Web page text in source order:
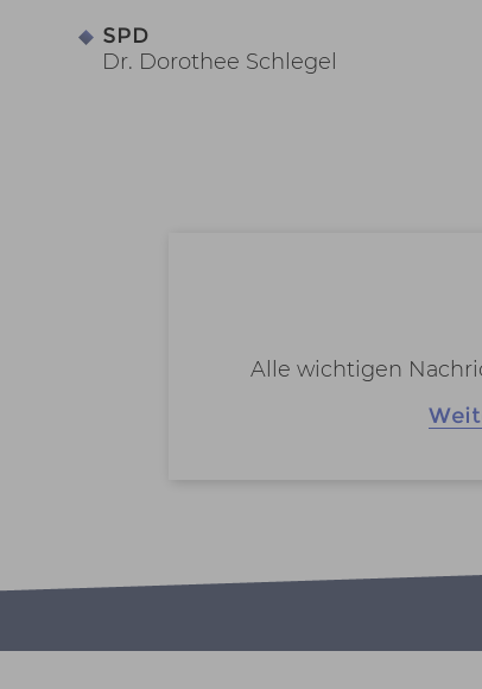
SPD
Dr. Dorothee Schlegel
Alle wichtigen